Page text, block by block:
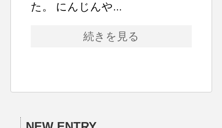
た。 にんじんや...
続きを見る